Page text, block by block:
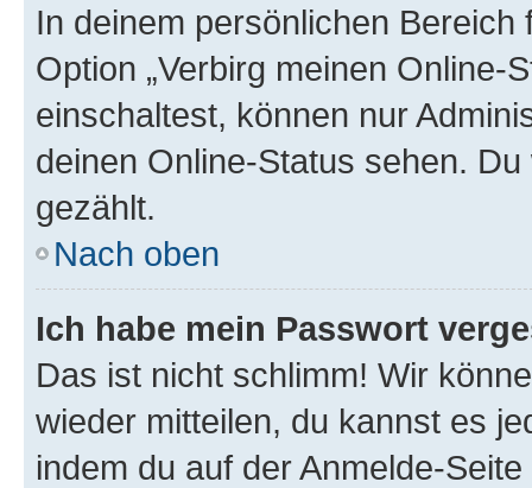
In deinem persönlichen
Option „Verbirg meinen Online-
einschaltest, können nur
deinen Online-Status sehen.
gezählt.
Nach oben
Ich habe mein Passwort
Das ist nicht schlimm! Wir
wieder mitteilen, du kannst es
indem du auf der Anmelde-